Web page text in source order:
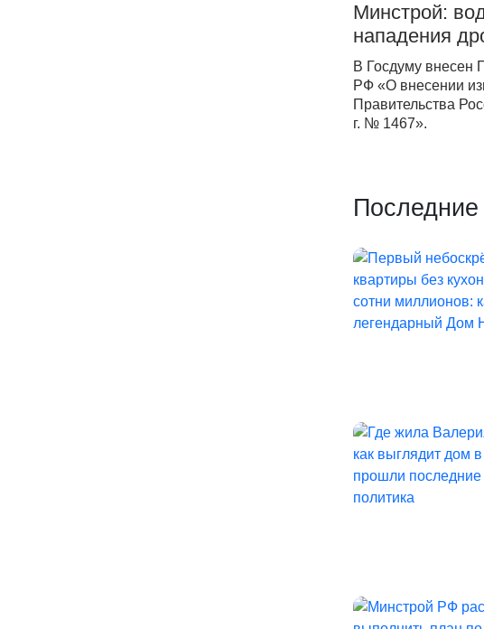
Минстрой:
нападения
В Госдуму внесен
РФ «О внесении
Правительства
г. № 1467».
Последние